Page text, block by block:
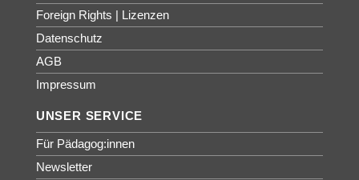
Foreign Rights | Lizenzen
Datenschutz
AGB
Impressum
UNSER SERVICE
Für Pädagog:innen
Newsletter